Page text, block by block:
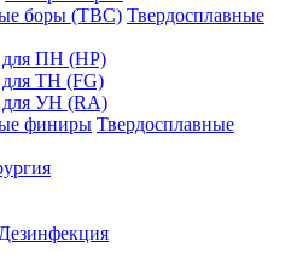
Твердосплавные
ПН (HP)
ТН (FG)
УН (RA)
Твердосплавные
Дезинфекция